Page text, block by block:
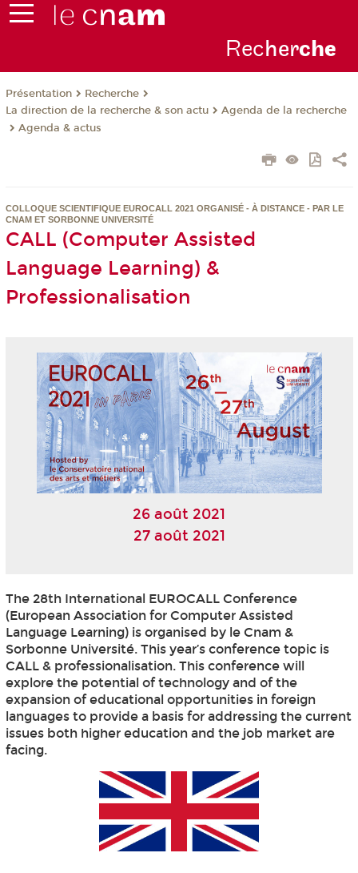
Recherche
Présentation
Recherche
La direction de la recherche & son actu
Agenda de la recherche
Agenda & actus
COLLOQUE SCIENTIFIQUE EUROCALL 2021 ORGANISÉ - À DISTANCE - PAR LE
CNAM ET SORBONNE UNIVERSITÉ
CALL (Computer Assisted
Language Learning) &
Professionalisation
26 août 2021
27 août 2021
The 28th International EUROCALL Conference
(European Association for Computer Assisted
Language Learning) is organised by le Cnam &
Sorbonne Université. This year’s conference topic is
CALL & professionalisation. This conference will
explore the potential of technology and of the
expansion of educational opportunities in foreign
languages to provide a basis for addressing the current
issues both higher education and the job market are
facing.